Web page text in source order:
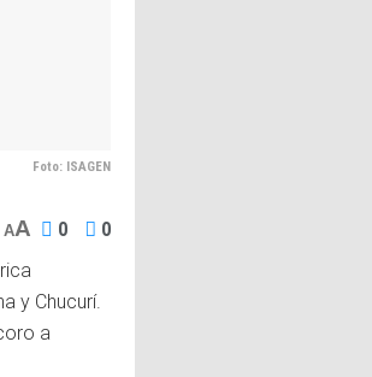
Foto: ISAGEN
AA 0
0
y Chucurí.
a